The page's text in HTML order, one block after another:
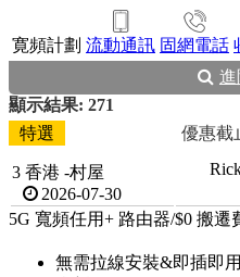
寛頻計劃 流動通訊 固網電話
進
顯示結果: 271
特選
優惠截
3 香港 -村屋
2026-07-30
5G 寬頻任用+ 路由器/$0 搬遷
無需拉線安裝&即插即